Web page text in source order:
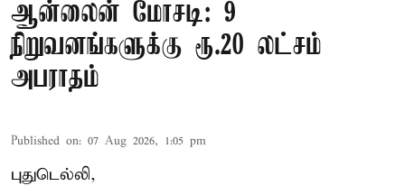
ஆன்லைன் மோசடி: 9
நிறுவனங்களுக்கு ரூ.20 லட்சம்
அபராதம்
Published on: 07 Aug 2026, 1:05 pm
புதுடெல்லி,